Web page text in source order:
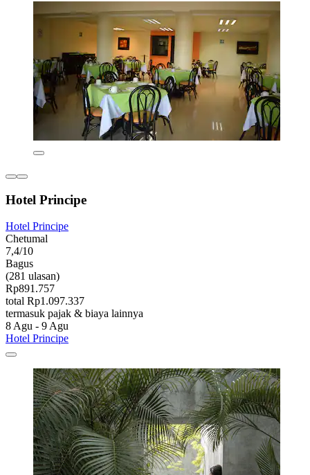
Hotel Principe
Hotel Principe
Chetumal
7,4/10
Bagus
(281 ulasan)
Rp891.757
total Rp1.097.337
termasuk pajak & biaya lainnya
8 Agu - 9 Agu
Hotel Principe